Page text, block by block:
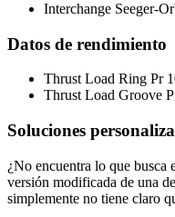
Interchange Seeger-
Datos de rendimiento
Thrust Load Ring Pr
Thrust Load Groove
Soluciones
¿No encuentra lo que busca
versión modificada de una
simplemente no tiene claro